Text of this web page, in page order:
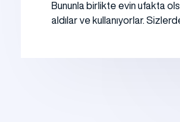
Bununla birlikte evin ufakta
aldılar ve kullanıyorlar.